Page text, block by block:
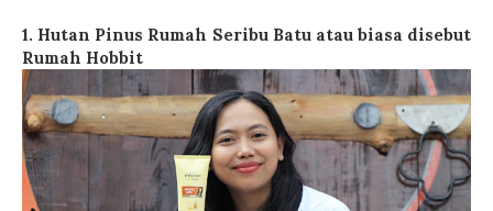
1. Hutan Pinus Rumah Seribu Batu atau biasa disebut
Rumah Hobbit